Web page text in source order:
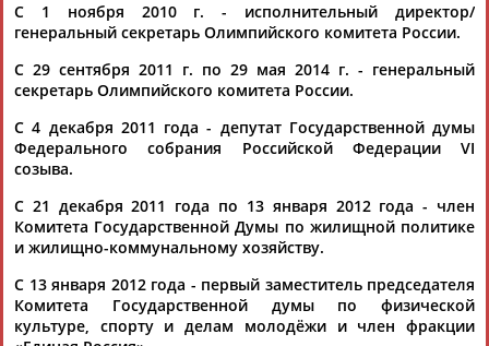
...России Игорь Казиков. Депутаты Государственной думы РФ
Марат Бариеви Михаил Дегтярев вошли в состав
организационного... ...РФ по физической культуре, спорту,
туризму и делам молодежи.Бариевтакже входит в состав
комитета. Исключены из...
(Проект:Информационное агентство СТАДИОН)
22.10.2018
Зарядим нашу сборную на победу!
...паралимпийская чемпионка Рима Баталова, Михаил
Дегтярев,Марат Бариев, Алексей Пушков. Выступление
столь единым фронтом...
(Проект:Информационное агентство СТАДИОН )
Вячеслав Фетисов и Валерий Газзаев стали заместителями
главы комитета Госдумы по спорту
С 1 ноября 2010 г. - исполнительный директор/
генеральный секретарь Олимпийского комитета России.
С 29 сентября 2011 г. по 29 мая 2014 г. - генеральный
секретарь Олимпийского комитета России.
С 4 декабря 2011 года - депутат Государственной думы
Федерального собрания Российской Федерации VI
созыва.
С 21 декабря 2011 года по 13 января 2012 года - член
Комитета Государственной Думы по жилищной политике
и жилищно-коммунальному хозяйству.
С 13 января 2012 года - первый заместитель председателя
Комитета Государственной думы по физической
культуре, спорту и делам молодёжи и член фракции